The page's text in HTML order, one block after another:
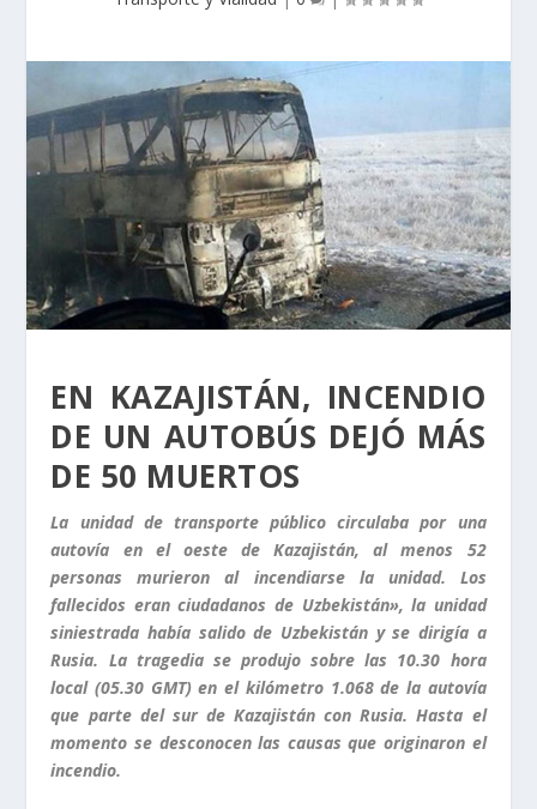
EN KAZAJISTÁN, INCENDIO
DE UN AUTOBÚS DEJÓ MÁS
DE 50 MUERTOS
La unidad de transporte público circulaba por una
autovía en el oeste de Kazajistán, al menos 52
personas murieron al incendiarse la unidad. Los
fallecidos eran ciudadanos de Uzbekistán», la unidad
siniestrada había salido de Uzbekistán y se dirigía a
Rusia. La tragedia se produjo sobre las 10.30 hora
local (05.30 GMT) en el kilómetro 1.068 de la autovía
que parte del sur de Kazajistán con Rusia. Hasta el
momento se desconocen las causas que originaron el
incendio.